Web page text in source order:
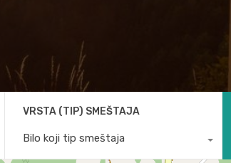
VRSTA (TIP) SMEŠTAJA
Bilo koji tip smeštaja